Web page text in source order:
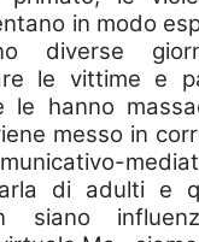
in modo
diverse
le vittime e
le hanno
messo in
di adulti e
siano